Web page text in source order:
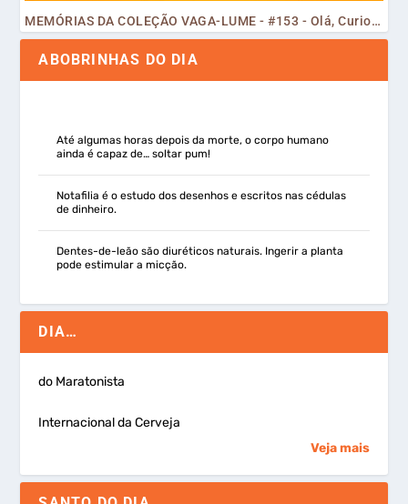
MEMÓRIAS DA COLEÇÃO VAGA-LUME - #153 - Olá, Curiosos! 2023
ABOBRINHAS DO DIA
Até algumas horas depois da morte, o corpo humano
ainda é capaz de… soltar pum!
Notafilia é o estudo dos desenhos e escritos nas cédulas
de dinheiro.
Dentes-de-leão são diuréticos naturais. Ingerir a planta
pode estimular a micção.
DIA…
do Maratonista
Internacional da Cerveja
Veja mais